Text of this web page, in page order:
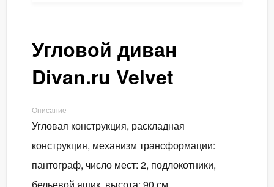
Угловой диван
Divan.ru Velvet
Описание
Угловая конструкция, раскладная
конструкция, механизм трансформации:
пантограф, число мест: 2, подлокотники,
бельевой ящик, высота: 90 см